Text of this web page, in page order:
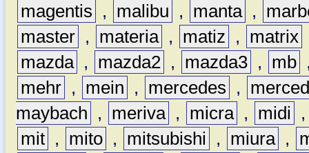
magentis
, malibu , manta ,
master , materia , matiz , matrix
mazda , mazda2 , mazda3 , mb
mehr , mein , mercedes ,
maybach
, meriva , micra , midi
mit , mito , mitsubishi , miura ,